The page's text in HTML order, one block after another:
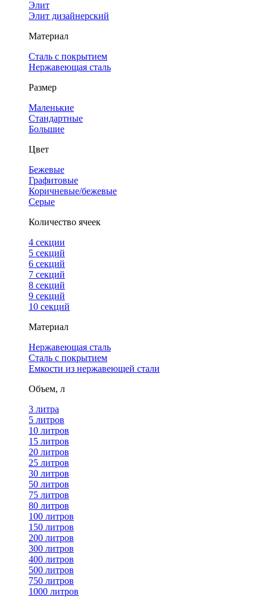
Элит
Элит дизайнерский
Материал
Сталь с покрытием
Нержавеющая сталь
Размер
Маленькие
Стандартные
Большие
Цвет
Бежевые
Графитовые
Коричневые/бежевые
Серые
Количество ячеек
4 cекции
5 секций
6 секций
7 секций
8 секций
9 секций
10 секций
Материал
Нержавеющая сталь
Сталь с покрытием
Емкости из нержавеющей стали
Объем, л
3 литра
5 литров
10 литров
15 литров
20 литров
25 литров
30 литров
50 литров
75 литров
80 литров
100 литров
150 литров
200 литров
300 литров
400 литров
500 литров
750 литров
1000 литров